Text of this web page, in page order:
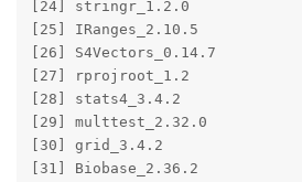
[24] stringr_1.2.0
[25] IRanges_2.10.5
[26] S4Vectors_0.14.7
[27] rprojroot_1.2
[28] stats4_3.4.2
[29] multtest_2.32.0
[30] grid_3.4.2
[31] Biobase_2.36.2